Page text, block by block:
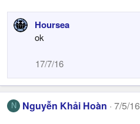
Hoursea
ok
17/7/16
N Nguyễn Khải Hoàn 7/5/16